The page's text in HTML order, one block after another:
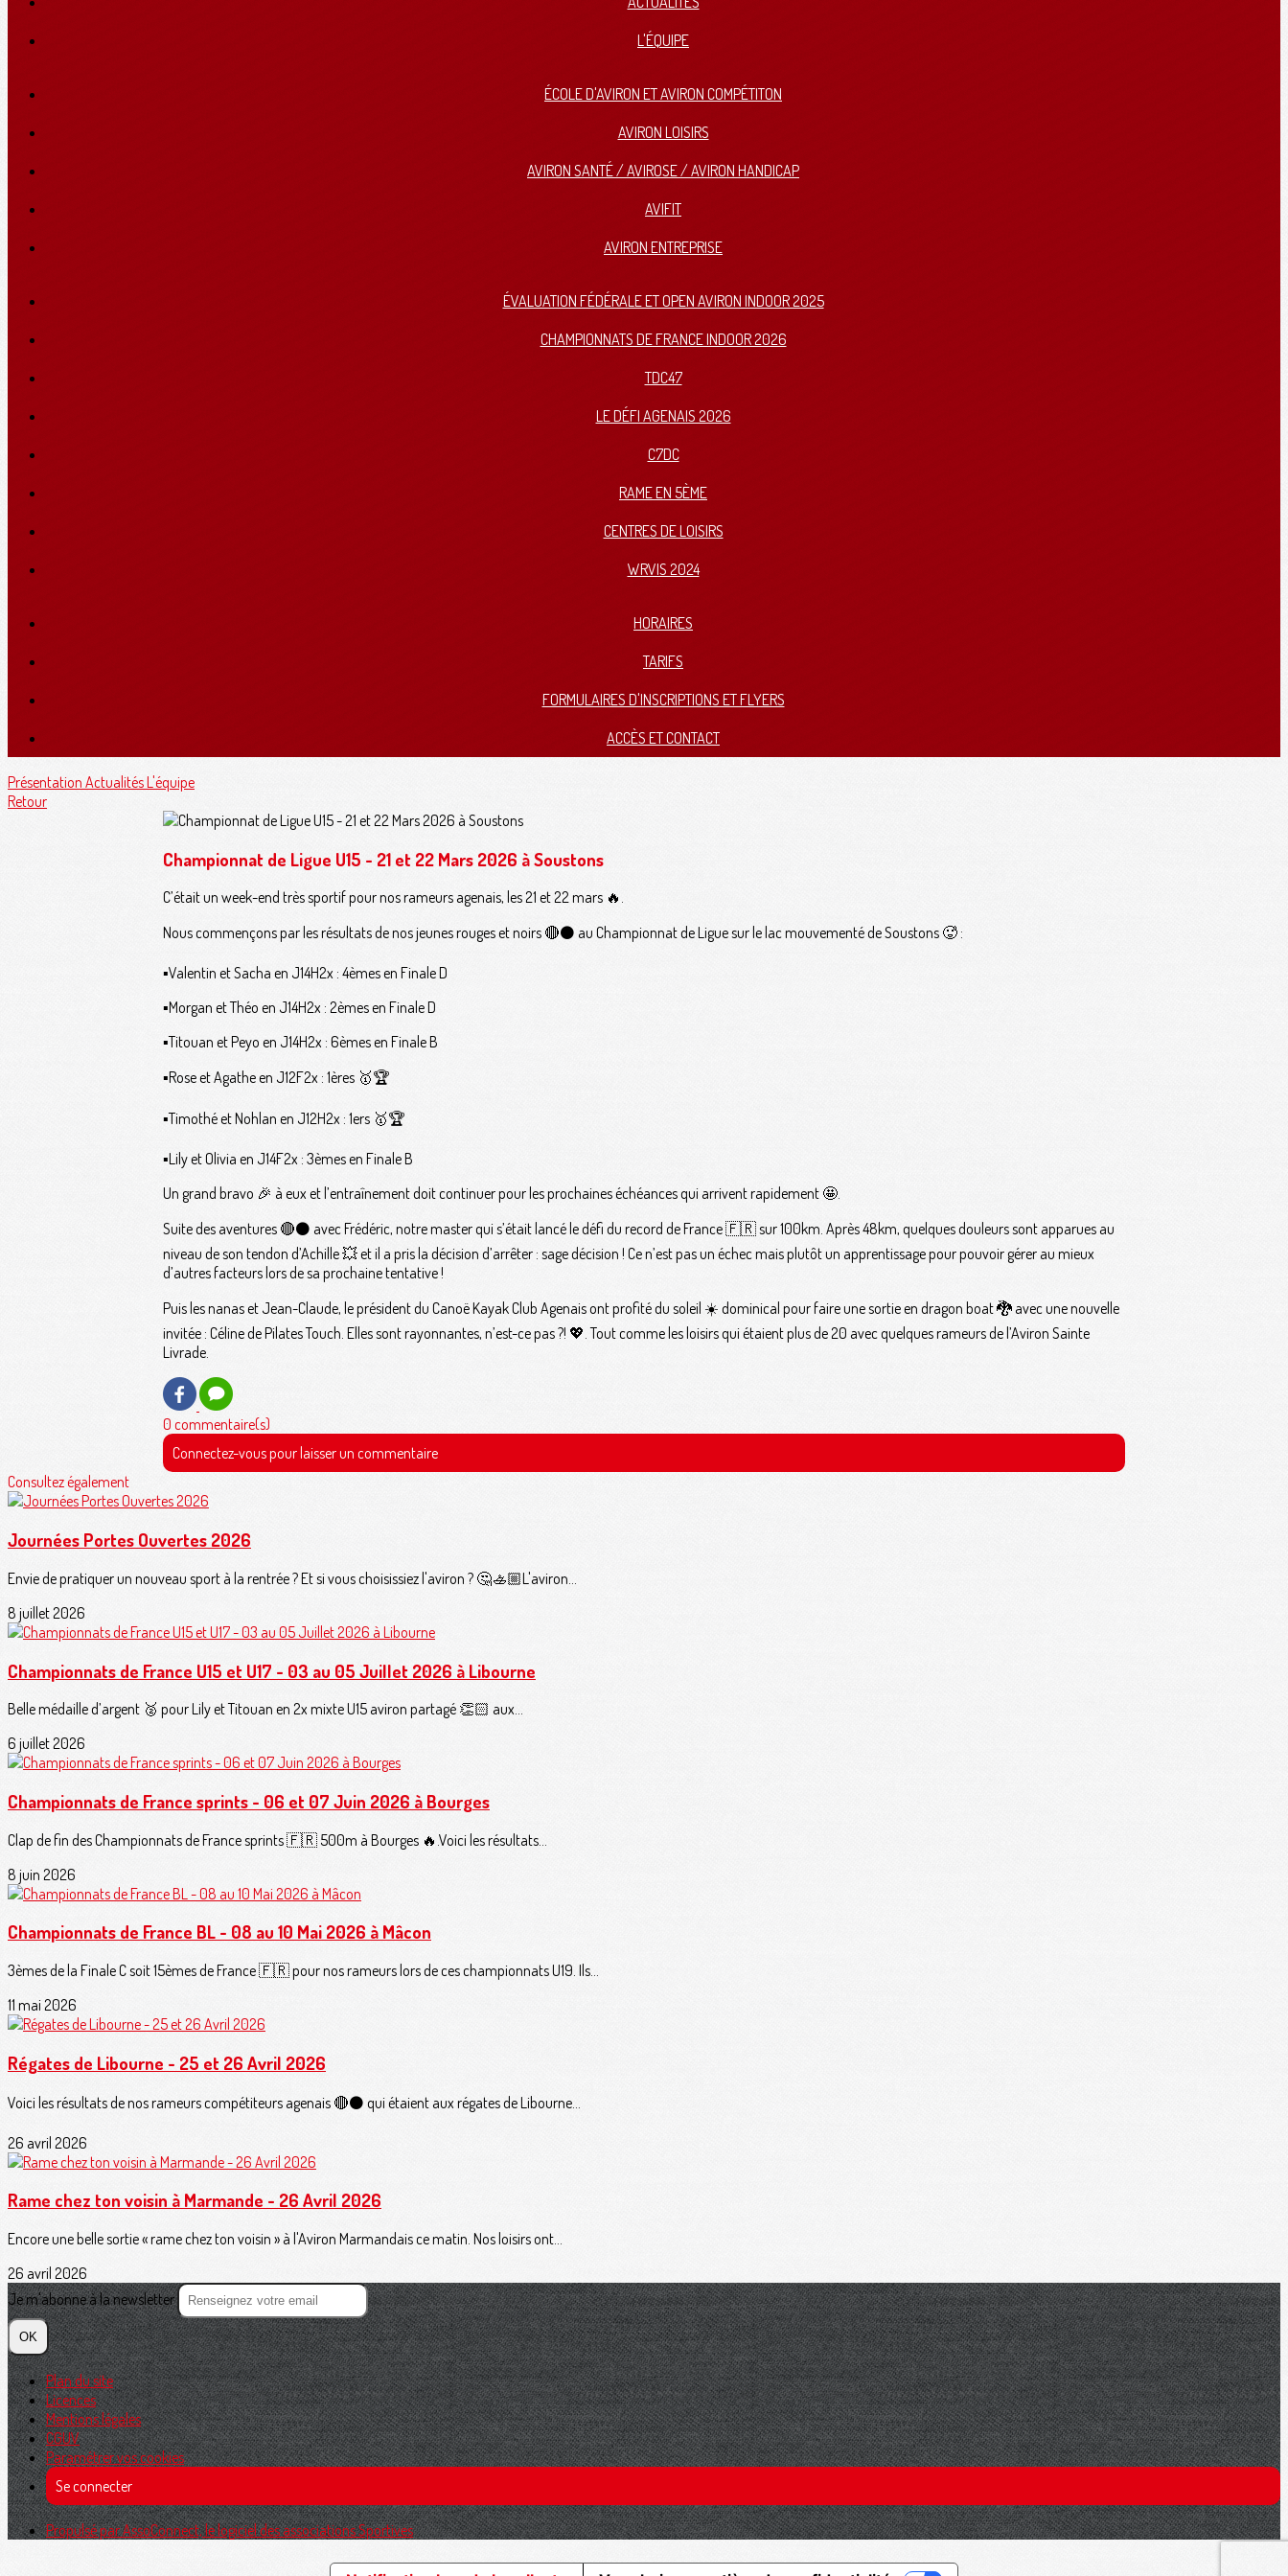
L'ÉQUIPE
ÉCOLE D'AVIRON ET AVIRON COMPÉTITON
AVIRON LOISIRS
AVIRON SANTÉ / AVIROSE / AVIRON HANDICAP
AVIFIT
AVIRON ENTREPRISE
ÉVALUATION FÉDÉRALE ET OPEN AVIRON INDOOR 2025
CHAMPIONNATS DE FRANCE INDOOR 2026
TDC47
LE DÉFI AGENAIS 2026
C7DC
RAME EN 5ÈME
CENTRES DE LOISIRS
WRVIS 2024
HORAIRES
TARIFS
FORMULAIRES D'INSCRIPTIONS ET FLYERS
ACCÈS ET CONTACT
Présentation ActualitésL'équipe
Retour
Championnat de Ligue U15 - 21 et 22 Mars 2026 à Soustons
C’était un week-end très sportif pour nos rameurs agenais, les 21 et 22 mars 🔥.
Nous commençons par les résultats de nos jeunes rouges et noirs 🔴⚫️ au Championnat de Ligue sur le lac mouvementé de Soustons 🥵 :
▪️Valentin et Sacha en J14H2x : 4èmes en Finale D
▪️Morgan et Théo en J14H2x : 2èmes en Finale D
▪️Titouan et Peyo en J14H2x : 6èmes en Finale B
▪️Rose et Agathe en J12F2x : 1ères 🥇🏆
▪️Timothé et Nohlan en J12H2x : 1ers 🥇🏆
▪️Lily et Olivia en J14F2x : 3èmes en Finale B
Un grand bravo 🎉 à eux et l’entraînement doit continuer pour les prochaines échéances qui arrivent rapidement 🤩.
Suite des aventures 🔴⚫️ avec Frédéric, notre master qui s’était lancé le défi du record de France 🇫🇷 sur 100km. Après 48km, quelques douleurs sont apparues au
niveau de son tendon d’Achille 💥 et il a pris la décision d’arrêter : sage décision ! Ce n’est pas un échec mais plutôt un apprentissage pour pouvoir gérer au mieux
d’autres facteurs lors de sa prochaine tentative !
Puis les nanas et Jean-Claude, le président du Canoë Kayak Club Agenais ont profité du soleil ☀️ dominical pour faire une sortie en dragon boat 🐉 avec une nouvelle
invitée : Céline de Pilates Touch. Elles sont rayonnantes, n’est-ce pas ?! 💖. Tout comme les loisirs qui étaient plus de 20 avec quelques rameurs de l’Aviron Sainte
Livrade.
0 commentaire(s)
Connectez-vous pour laisser un commentaire
Consultez également
Journées Portes Ouvertes 2026
Envie de pratiquer un nouveau sport à la rentrée ? Et si vous choisissiez l'aviron ? 🤔🚣🏼L'aviron...
8 juillet 2026
Championnats de France U15 et U17 - 03 au 05 Juillet 2026 à Libourne
Belle médaille d’argent 🥈 pour Lily et Titouan en 2x mixte U15 aviron partagé 👏🏻 aux...
6 juillet 2026
Championnats de France sprints - 06 et 07 Juin 2026 à Bourges
Clap de fin des Championnats de France sprints 🇫🇷 500m à Bourges 🔥.Voici les résultats...
8 juin 2026
Championnats de France BL - 08 au 10 Mai 2026 à Mâcon
3èmes de la Finale C soit 15èmes de France 🇫🇷 pour nos rameurs lors de ces championnats U19. Ils...
11 mai 2026
Régates de Libourne - 25 et 26 Avril 2026
Voici les résultats de nos rameurs compétiteurs agenais 🔴⚫️ qui étaient aux régates de Libourne...
26 avril 2026
Rame chez ton voisin à Marmande - 26 Avril 2026
Encore une belle sortie « rame chez ton voisin » à l'Aviron Marmandais ce matin. Nos loisirs ont...
26 avril 2026
Je m'abonne à la newsletter
OK
Plan du site
Licences
Mentions légales
CGUV
Paramétrer vos cookies
Se connecter
Propulsé par AssoConnect, le logiciel des associations Sportives